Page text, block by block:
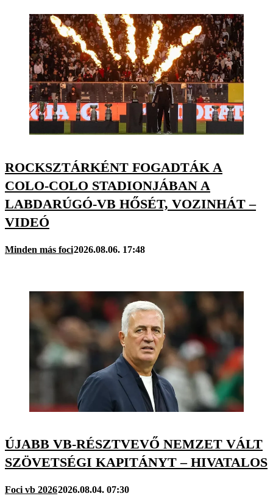
ROCKSZTÁRKÉNT FOGADTÁK A
COLO-COLO STADIONJÁBAN A
LABDARÚGÓ-VB HŐSÉT, VOZINHÁT –
VIDEÓ
Minden más foci2026.08.06. 17:48
ÚJABB VB-RÉSZTVEVŐ NEMZET VÁLT
SZÖVETSÉGI KAPITÁNYT – HIVATALOS
Foci vb 20262026.08.04. 07:30